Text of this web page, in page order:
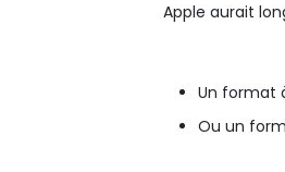
Apple aurait
Un format
Ou un